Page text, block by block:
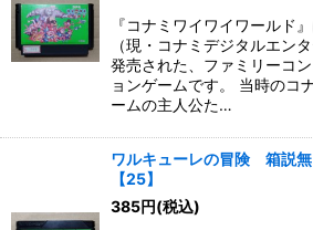
『コナミワイワイワールド
（現・コナミデジタルエン
発売された、ファミリーコ
ョンゲームです。 当時のコ
ームの主人公た…
ワルキューレの冒険 箱説
【25】
385円(税込)